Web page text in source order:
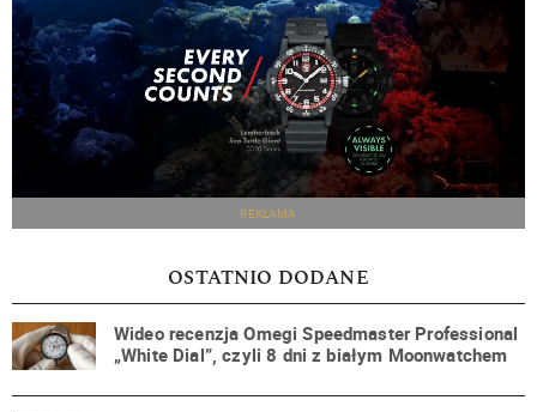
REKLAMA
OSTATNIO DODANE
Wideo recenzja Omegi Speedmaster Professional
„White Dial”, czyli 8 dni z białym Moonwatchem